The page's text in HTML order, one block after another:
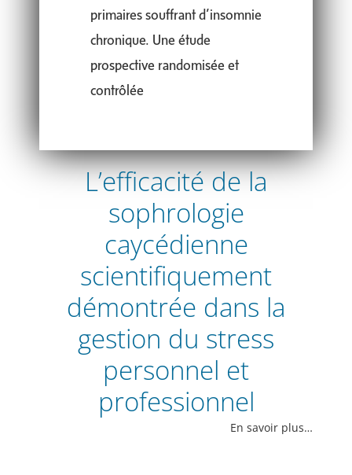
primaires souffrant d’insomnie
chronique. Une étude
prospective randomisée et
contrôlée
L’efficacité de la
sophrologie
caycédienne
scientifiquement
démontrée dans la
gestion du stress
personnel et
professionnel
En savoir plus…